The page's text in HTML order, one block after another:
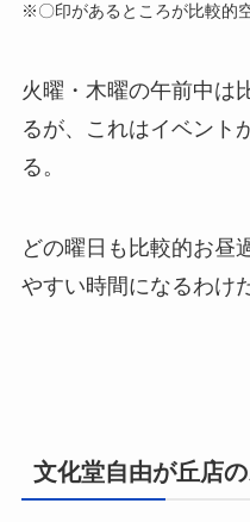
※〇印があるところが比較的
火曜・木曜の午前中は
るが、これはイベント
る。
どの曜日も比較的お昼
やすい時間になるわけ
文化堂自由が丘店